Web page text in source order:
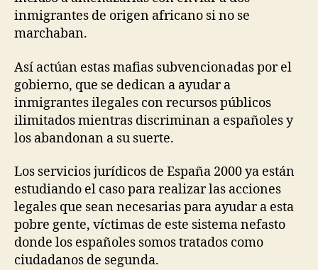
inmigrantes de origen africano si no se
marchaban.
Así actúan estas mafias subvencionadas por el
gobierno, que se dedican a ayudar a
inmigrantes ilegales con recursos públicos
ilimitados mientras discriminan a españoles y
los abandonan a su suerte.
Los servicios jurídicos de España 2000 ya están
estudiando el caso para realizar las acciones
legales que sean necesarias para ayudar a esta
pobre gente, víctimas de este sistema nefasto
donde los españoles somos tratados como
ciudadanos de segunda.